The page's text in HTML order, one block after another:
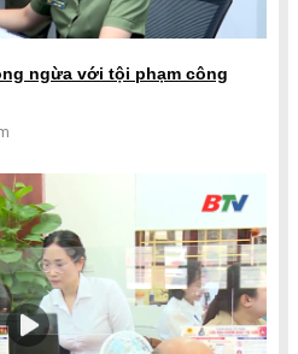
ngừa với tội phạm công